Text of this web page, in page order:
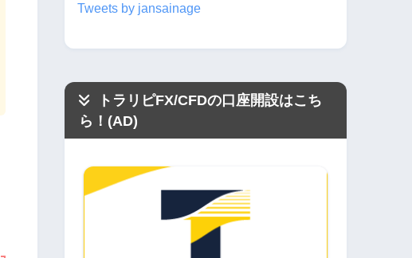
Tweets by jansainage
トラリピFX/CFDの口座開設はこち
ら！(AD)